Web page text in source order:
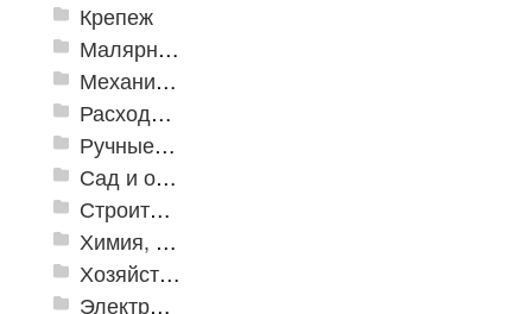
Крепеж
Малярно-штукатурные инструменты
Механизированные инструменты
Расходные инструменты
Ручные инструменты
Сад и огород
Строительная Химия и принадлежности
Химия, крепеж, СИЗ
Хозяйственные принадлежности
Электрика и свет